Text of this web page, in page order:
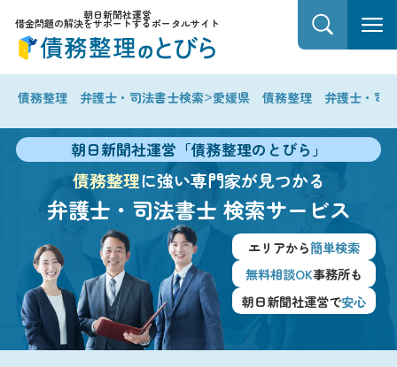
朝日新聞社運営
借金問題の解決をサポートするポータルサイト
債務整理 弁護士・司法書士検索>愛媛県 債務整理 弁護士・司
朝日新聞社運営「債務整理のとびら」
債務整理に強い専門家が見つかる
弁護士・司法書士 検索サービス
エリアから簡単検索
無料相談OK事務所も
朝日新聞社運営で安心